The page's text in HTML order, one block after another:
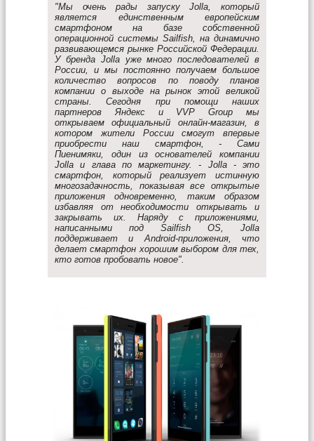
"Мы очень рады запуску Jolla, который
является единственным европейским
смартфоном на базе собственной
операционной системы Sailfish, на динамично
развивающемся рынке Российской Федерации.
У бренда Jolla уже много последователей в
России, и мы постоянно получаем большое
количество вопросов по поводу планов
компании о выходе на рынок этой великой
страны. Сегодня при помощи наших
партнеров Яндекс и VVP Group мы
открываем официальный онлайн-магазин, в
котором жители России смогут впервые
приобрести наш смартфон, - Сами
Пиенимяки, один из основателей компании
Jolla и глава по маркетингу. - Jolla - это
смартфон, который реализует истинную
многозадачность, показывая все открытые
приложения одновременно, таким образом
избавляя от необходимости открывать и
закрывать их. Наряду с приложениями,
написанными под Sailfish OS, Jolla
поддерживает и Android-приложения, что
делает смартфон хорошим выбором для тех,
кто готов пробовать новое".